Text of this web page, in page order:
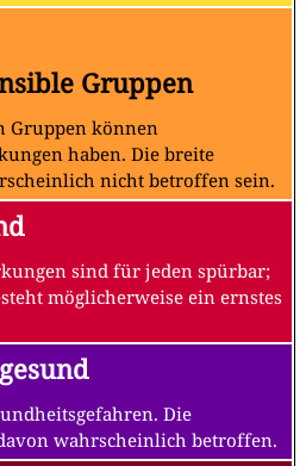
Gruppen
Gruppen können
haben. Die breite
nicht betroffen sein.
sind für jeden spürbar;
möglicherweise ein ernstes
Die
wahrscheinlich betroffen.